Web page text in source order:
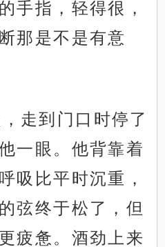
手指，轻得很，
那是不是有意
走到门口时停了
一眼。他背靠着
吸比平时沉重，
弦终于松了，但
疲惫。酒劲上来